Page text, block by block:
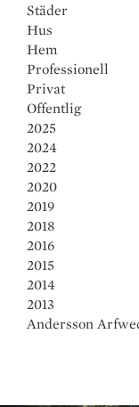
Städer
Hus
Hem
Professionell
Privat
Offentlig
2025
2024
2022
2020
2019
2018
2016
2015
2014
2013
Andersson